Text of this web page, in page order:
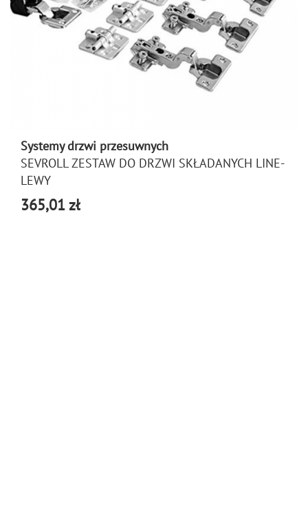
Systemy drzwi przesuwnych
SEVROLL ZESTAW DO DRZWI SKŁADANYCH LINE-
LEWY
365,01 zł